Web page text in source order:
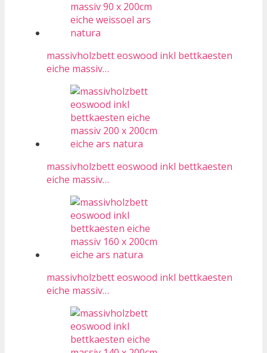
massivholzbett eoswood inkl bettkaesten
eiche massiv…
massivholzbett eoswood inkl bettkaesten
eiche massiv…
massivholzbett eoswood inkl bettkaesten
eiche massiv…